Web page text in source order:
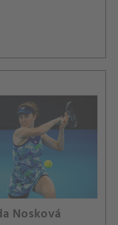
Nosková